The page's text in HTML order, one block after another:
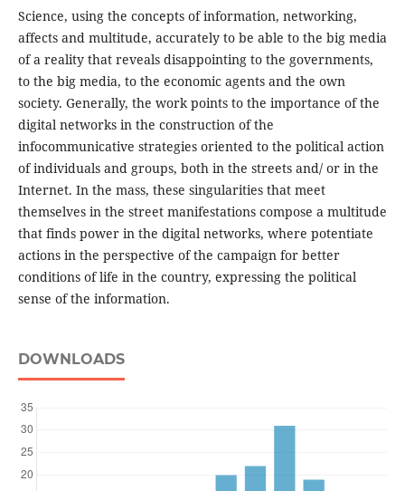
Science, using the concepts of information, networking,
affects and multitude, accurately to be able to the big media
of a reality that reveals disappointing to the governments,
to the big media, to the economic agents and the own
society. Generally, the work points to the importance of the
digital networks in the construction of the
infocommunicative strategies oriented to the political action
of individuals and groups, both in the streets and/ or in the
Internet. In the mass, these singularities that meet
themselves in the street manifestations compose a multitude
that finds power in the digital networks, where potentiate
actions in the perspective of the campaign for better
conditions of life in the country, expressing the political
sense of the information.
DOWNLOADS